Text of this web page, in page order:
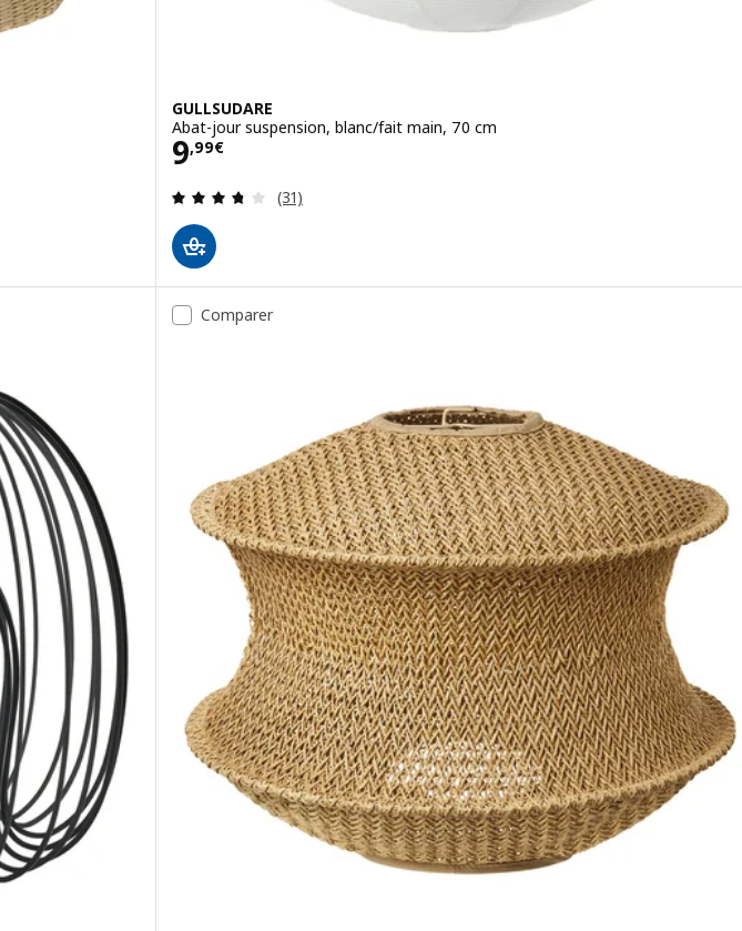
de commentaires:
GULLSUDARE
Abat-jour suspension, blanc/fait main, 70 cm
9,99€
Prix 9,99€
Révision: 3.7 hors de 5 étoiles. Nombre total de
(31)
Comparer